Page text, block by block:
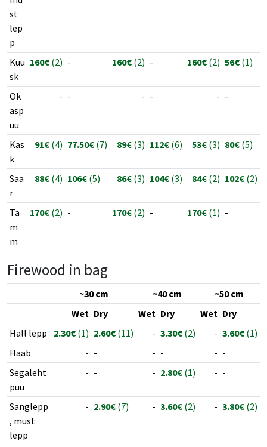
st
lep
p
Kuu
sk
160€ (2) - 160€ (2) - 160€ (2) 56€ (1)
Ok
asp
uu
- - - - - -
Kas
k
91€ (4) 77.50€ (7) 89€ (3) 112€ (6) 53€ (3) 80€ (5)
Saa
r
88€ (4) 106€ (5) 86€ (3) 104€ (3) 84€ (2) 102€ (2)
Ta
m
m
170€ (2) - 170€ (2) - 170€ (1) -
Firewood in bag
~30 cm ~40 cm
~50 cm
Wet Dry Wet Dry Wet Dry
Hall lepp
2.30€ (1) 2.60€ (11) - 3.30€ (2) - 3.60€ (1)
Haab
- - - - - -
Segaleht
puu
- - - 2.80€ (1) - -
Sanglepp
, must
lepp
- 2.90€ (7) - 3.60€ (2) - 3.80€ (2)